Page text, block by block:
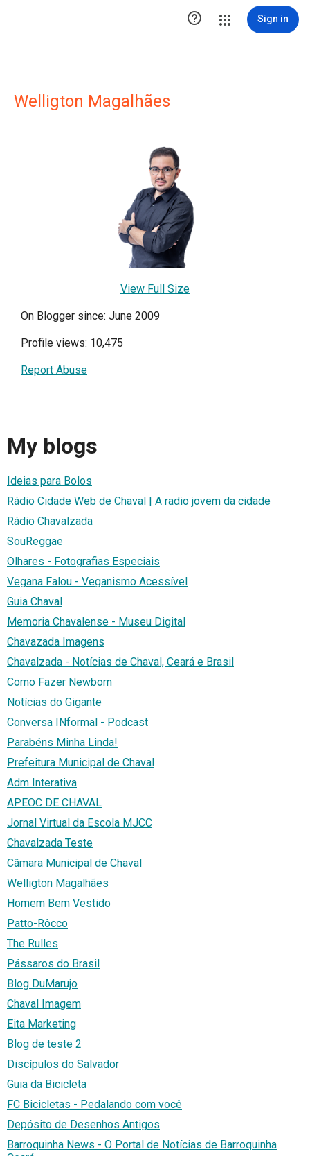
 Sign in
Welligton Magalhães
View Full Size
On Blogger since: June 2009
Profile views: 10,475
Report Abuse
My blogs
Ideias para Bolos
Rádio Cidade Web de Chaval | A radio jovem da cidade
Rádio Chavalzada
SouReggae
Olhares - Fotografias Especiais
Vegana Falou - Veganismo Acessível
Guia Chaval
Memoria Chavalense - Museu Digital
Chavazada Imagens
Chavalzada - Notícias de Chaval, Ceará e Brasil
Como Fazer Newborn
Notícias do Gigante
Conversa INformal - Podcast
Parabéns Minha Linda!
Prefeitura Municipal de Chaval
Adm Interativa
APEOC DE CHAVAL
Jornal Virtual da Escola MJCC
Chavalzada Teste
Câmara Municipal de Chaval
Welligton Magalhães
Homem Bem Vestido
Patto-Rôcco
The Rulles
Pássaros do Brasil
Blog DuMarujo
Chaval Imagem
Eita Marketing
Blog de teste 2
Discípulos do Salvador
Guia da Bicicleta
FC Bicicletas - Pedalando com você
Depósito de Desenhos Antigos
Barroquinha News - O Portal de Notícias de Barroquinha